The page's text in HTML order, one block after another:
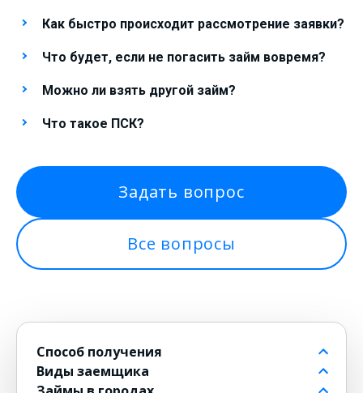
Как быстро происходит рассмотрение заявки?
Что будет, если не погасить займ вовремя?
Можно ли взять другой займ?
Что такое ПСК?
Задать вопрос
Все вопросы
Способ получения
На банковский счет
Виды заемщика